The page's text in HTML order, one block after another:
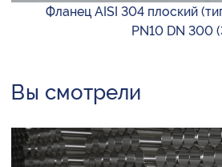
Фланец AISI 304 плоский
PN10 DN 300
Вы смотрели